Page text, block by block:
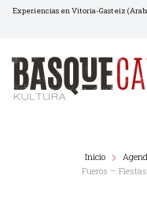
al
contenido
Experiencias en Vitoria-Gasteiz
Inicio
Fueros –